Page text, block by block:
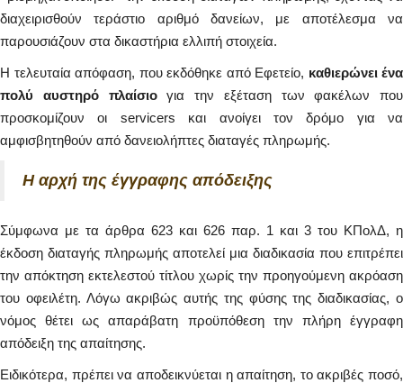
διαχειρισθούν τεράστιο αριθμό δανείων, με αποτέλεσμα να
παρουσιάζουν στα δικαστήρια ελλιπή στοιχεία.
Η τελευταία απόφαση, που εκδόθηκε από Εφετείο, καθιερώνει ένα
πολύ αυστηρό πλαίσιογια την εξέταση των φακέλων που
προσκομίζουν οι servicers και ανοίγει τον δρόμο για να
αμφισβητηθούν από δανειολήπτες διαταγές πληρωμής.
Η αρχή της έγγραφης απόδειξης
Σύμφωνα με τα άρθρα 623 και 626 παρ. 1 και 3 του ΚΠολΔ, η
έκδοση διαταγής πληρωμής αποτελεί μια διαδικασία που επιτρέπει
την απόκτηση εκτελεστού τίτλου χωρίς την προηγούμενη ακρόαση
του οφειλέτη. Λόγω ακριβώς αυτής της φύσης της διαδικασίας, ο
νόμος θέτει ως απαράβατη προϋπόθεση την πλήρη έγγραφη
απόδειξη της απαίτησης.
Ειδικότερα, πρέπει να αποδεικνύεται η απαίτηση, το ακριβές ποσό,